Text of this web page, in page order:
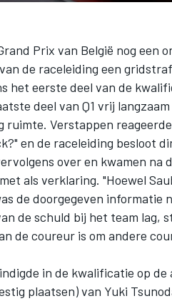
Prix van België nog een
de raceleiding een
het eerste deel van de
deel van Q1 vrij
Verstappen
en de raceleiding besloot
over en kwamen na
als verklaring. "Hoewel
de doorgegeven informatie
de schuld bij het team lag,
de coureur is om andere
in de kwalificatie op de
plaatsen) van Yuki